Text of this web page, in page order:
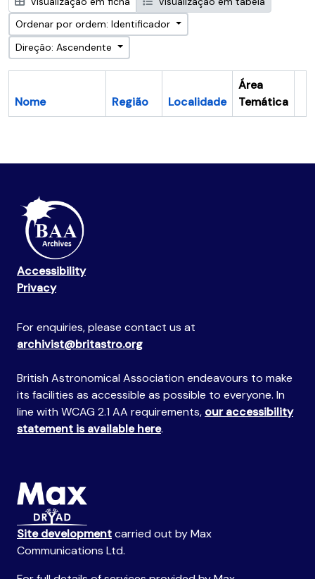
Ordenar por ordem: Identificador
Direção: Ascendente
Nome Região Localidade
Área
Temática
Accessibility
Privacy
For enquiries, please contact us at
archivist@britastro.org
British Astronomical Association endeavours to make
its facilities as accessible as possible to everyone. In
line with WCAG 2.1 AA requirements, our accessibility
statement is available here.
Site developmentcarried out by Max
Communications Ltd.